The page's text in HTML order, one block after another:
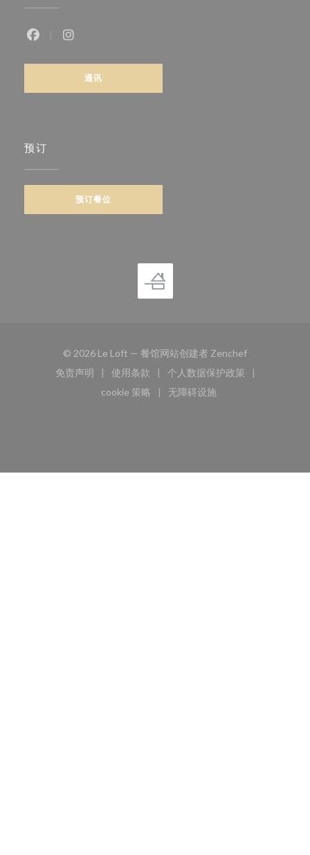
通讯
预订
预订餐位
© 2026 Le Loft — 餐馆网站创建者 Zenchef((在新窗口中
免责声明
((在新窗口中打开))
使用条款
((在新窗口中打开))
个人数据保护政策
((在新窗口中打开))
cookie 策略
((在新窗口中打开))
无障碍设施
((在新窗口中打开))